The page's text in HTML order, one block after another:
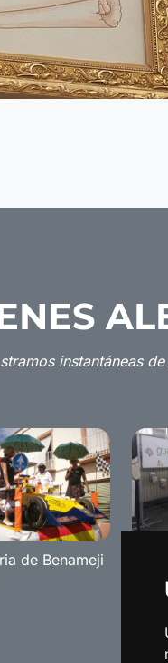
instantáneas
de Benameji